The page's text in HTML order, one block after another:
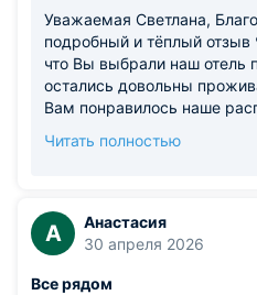
Уважаемая Светлана,
подробный и тёплый
что Вы выбрали наш отель
остались довольны
Вам понравилось наше
вокзалу, пляжам, кафе и
Благодарим Вас и за
размера номера.
категории могут немного
планировке. Нам жаль, что
Читать полностью
А
Анастасия
30 апреля 2026
Все рядом